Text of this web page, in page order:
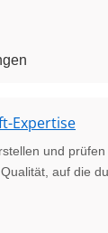
Expertise
und
auf die